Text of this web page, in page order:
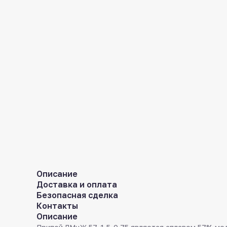
Описание
Доставка и оплата
Безопасная сделка
Контакты
Описание